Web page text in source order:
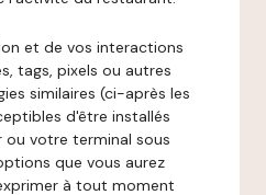
et de vos interactions
tags, pixels ou autres
similaires (ci-après les
d'être installés
votre terminal sous
que vous aurez
à tout moment